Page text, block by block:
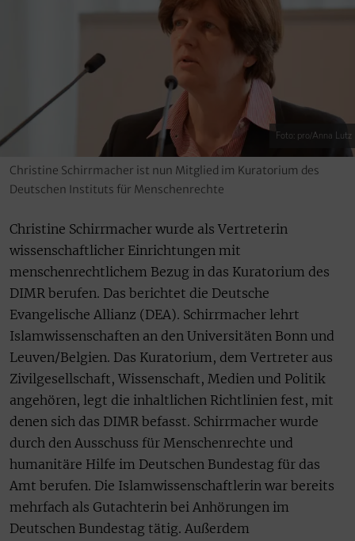
Foto: pro/Anna Lutz
Christine Schirrmacher ist nun Mitglied im Kuratorium des
Deutschen Instituts für Menschenrechte
Christine Schirrmacher wurde als Vertreterin
wissenschaftlicher Einrichtungen mit
menschenrechtlichem Bezug in das Kuratorium des
DIMR berufen. Das berichtet die Deutsche
Evangelische Allianz (DEA). Schirrmacher lehrt
Islamwissenschaften an den Universitäten Bonn und
Leuven/Belgien. Das Kuratorium, dem Vertreter aus
Zivilgesellschaft, Wissenschaft, Medien und Politik
angehören, legt die inhaltlichen Richtlinien fest, mit
denen sich das DIMR befasst. Schirrmacher wurde
durch den Ausschuss für Menschenrechte und
humanitäre Hilfe im Deutschen Bundestag für das
Amt berufen. Die Islamwissenschaftlerin war bereits
mehrfach als Gutachterin bei Anhörungen im
Deutschen Bundestag tätig. Außerdem